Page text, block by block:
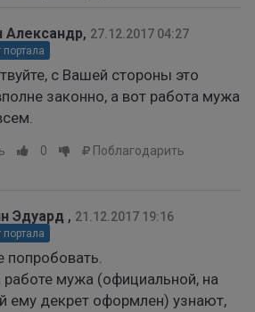
Александр, 27.12.2017 04:27
портала
с Вашей стороны это
законно, а вот работа мужа
0 Поблагодарить
Эдуард , 21.12.2017 19:16
портала
попробовать.
работе мужа (официальной, на
ему декрет оформлен) узнают,